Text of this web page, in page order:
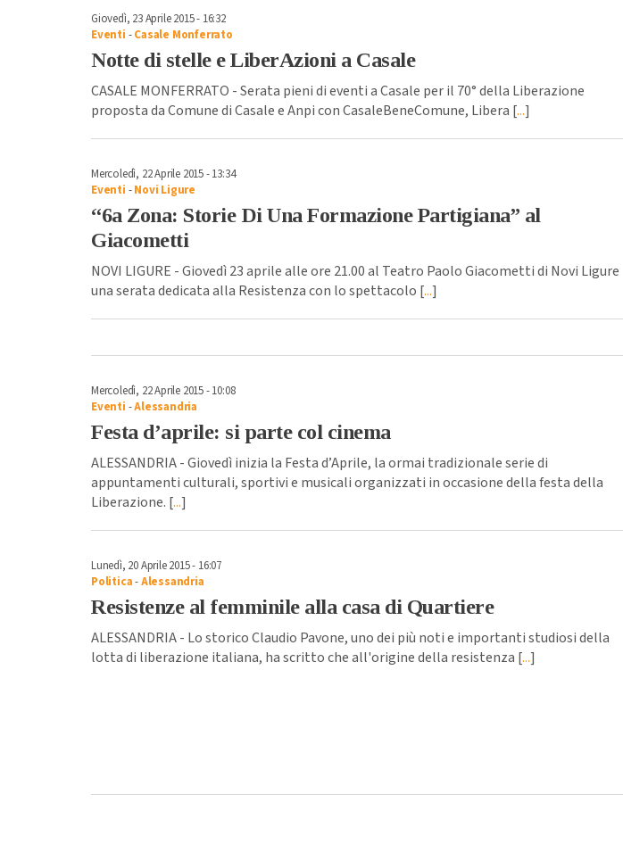
Giovedì, 23 Aprile 2015 - 16:32
Eventi -Casale Monferrato
Notte di stelle e LiberAzioni a Casale
CASALE MONFERRATO - Serata pieni di eventi a Casale per il 70° della Liberazione
proposta da Comune di Casale e Anpi con CasaleBeneComune, Libera [...]
Mercoledì, 22 Aprile 2015 - 13:34
Eventi -Novi Ligure
“6a Zona: Storie Di Una Formazione Partigiana” al
Giacometti
NOVI LIGURE - Giovedì 23 aprile alle ore 21.00 al Teatro Paolo Giacometti di Novi Ligure
una serata dedicata alla Resistenza con lo spettacolo [...]
Mercoledì, 22 Aprile 2015 - 10:08
Eventi -Alessandria
Festa d’aprile: si parte col cinema
ALESSANDRIA - Giovedì inizia la Festa d’Aprile, la ormai tradizionale serie di
appuntamenti culturali, sportivi e musicali organizzati in occasione della festa della
Liberazione. [...]
Lunedì, 20 Aprile 2015 - 16:07
Politica-Alessandria
Resistenze al femminile alla casa di Quartiere
ALESSANDRIA - Lo storico Claudio Pavone, uno dei più noti e importanti studiosi della
lotta di liberazione italiana, ha scritto che all'origine della resistenza [...]